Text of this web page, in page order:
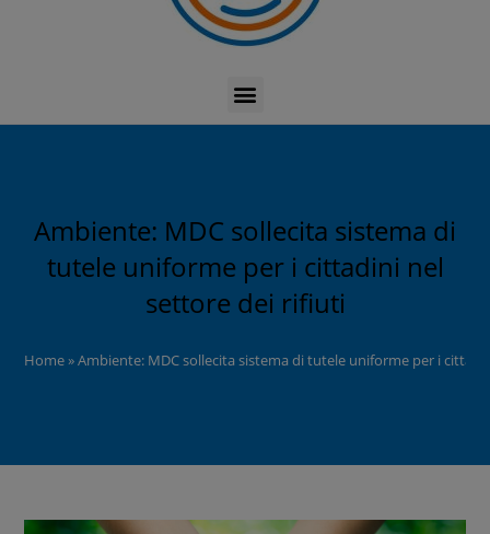
Ambiente: MDC sollecita sistema di
tutele uniforme per i cittadini nel
settore dei rifiuti
Home»Ambiente: MDC sollecita sistema di tutele uniforme per i